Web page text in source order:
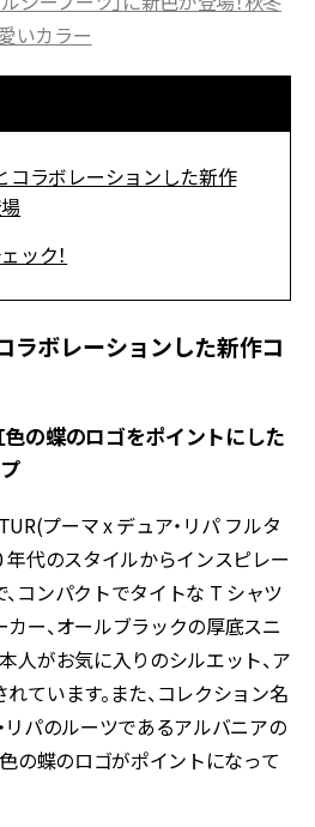
いカラー
コラボレーションした新作
ック！
ラボレーションした新作コ
の蝶のロゴをポイントにした
プーマ x デュア・リパ フルタ
年代のスタイルからインスピレー
コンパクトでタイトな T シャツ
ー、オールブラックの厚底スニ
人がお気に入りのシルエット、ア
ています。また、コレクション名
リパのルーツであるアルバニアの
の蝶のロゴがポイントになって